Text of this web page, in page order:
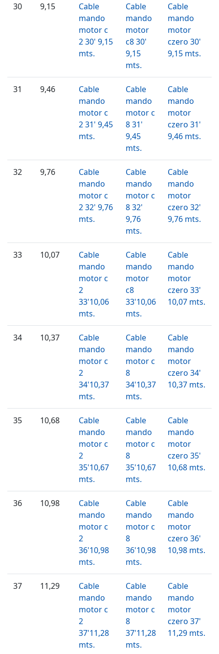
30 9,15
Cable
mando
motor c
2 30' 9,15
mts.
Cable
mando
motor
c8 30'
9,15
mts.
Cable
mando
motor
czero 30'
9,15 mts.
31 9,46
Cable
mando
motor c
2 31' 9,45
mts.
Cable
mando
motor c
8 31'
9,45
mts.
Cable
mando
motor
czero 31'
9,46 mts.
32 9,76
Cable
mando
motor c
2 32' 9,76
mts.
Cable
mando
motor c
8 32'
9,76
mts.
Cable
mando
motor
czero 32'
9,76 mts.
33 10,07
Cable
mando
motor c
2
33'10,06
mts.
Cable
mando
motor
c8
33'10,06
mts.
Cable
mando
motor
czero 33'
10,07 mts.
34 10,37
Cable
mando
motor c
2
34'10,37
mts.
Cable
mando
motor c
8
34'10,37
mts.
Cable
mando
motor
czero 34'
10,37 mts.
35 10,68
Cable
mando
motor c
2
35'10,67
mts.
Cable
mando
motor c
8
35'10,67
mts.
Cable
mando
motor
czero 35'
10,68 mts.
36 10,98
Cable
mando
motor c
2
36'10,98
mts.
Cable
mando
motor c
8
36'10,98
mts.
Cable
mando
motor
czero 36'
10,98 mts.
37 11,29
Cable
mando
motor c
2
37'11,28
mts.
Cable
mando
motor c
8
37'11,28
mts.
Cable
mando
motor
czero 37'
11,29 mts.